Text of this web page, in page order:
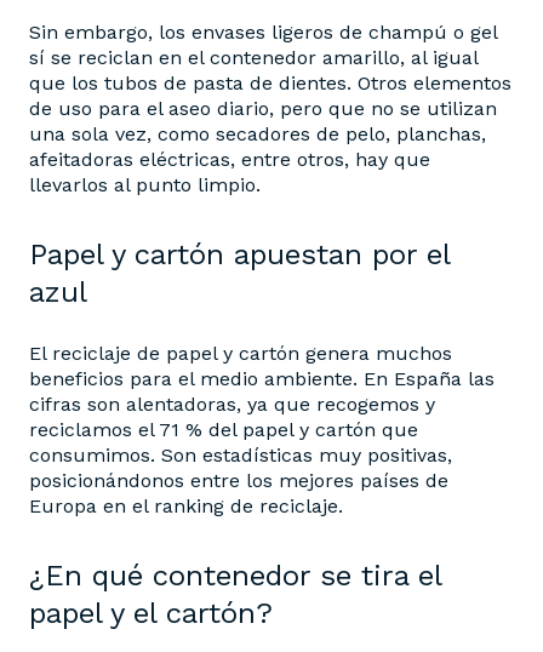
Sin embargo, los envases ligeros de champú o gel
sí se reciclan en el contenedor amarillo, al igual
que los tubos de pasta de dientes. Otros elementos
de uso para el aseo diario, pero que no se utilizan
una sola vez, como secadores de pelo, planchas,
afeitadoras eléctricas, entre otros, hay que
llevarlos al punto limpio.
Papel y cartón apuestan por el
azul
El reciclaje de papel y cartón genera muchos
beneficios para el medio ambiente. En España las
cifras son alentadoras, ya que recogemos y
reciclamos el 71 % del papel y cartón que
consumimos. Son estadísticas muy positivas,
posicionándonos entre los mejores países de
Europa en el ranking de reciclaje.
¿En qué contenedor se tira el
papel y el cartón?